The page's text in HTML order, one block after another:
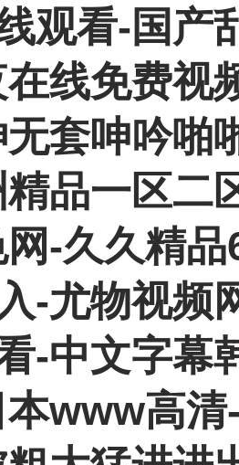
观看-国产
线免费视
无套呻吟啪
品一区二
-久久精
-尤物视频
-中文字幕
www高